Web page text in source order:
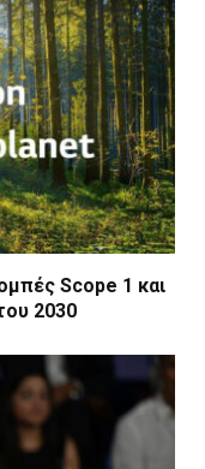
Scope 1 και
2030